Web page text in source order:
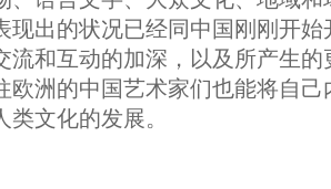
现出的状况已经同中国刚刚开
流和互动的加深，以及所产生
欧洲的中国艺术家们也能将自
文化的发展。